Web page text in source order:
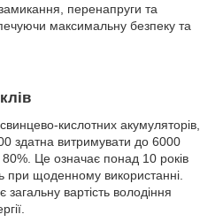
перенапруги та
максимальну безпеку та
кислотних акумуляторів,
здатна витримувати до 6000
80%. Це означає понад 10 років
при щоденному використанні.
вартість володіння